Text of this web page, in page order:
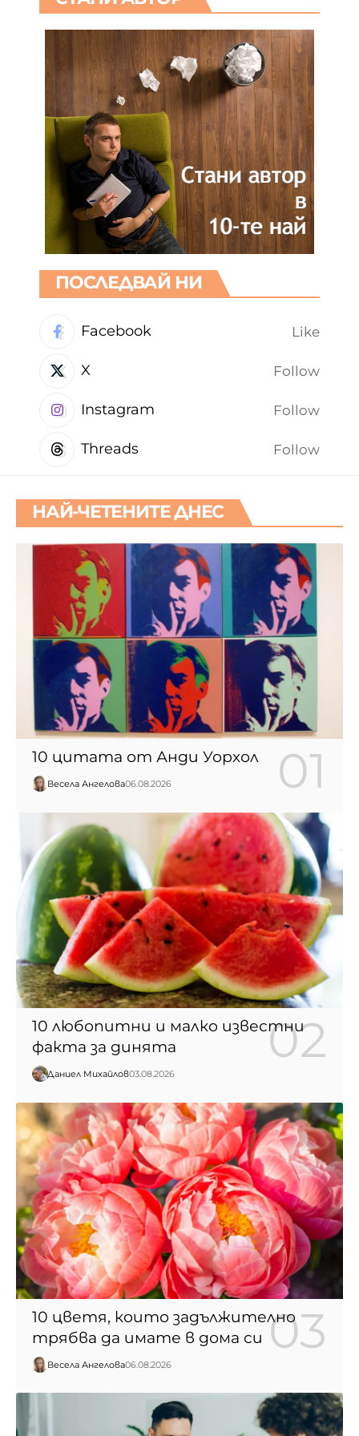
ПОСЛЕДВАЙ НИ
Facebook Like
X Follow
Instagram Follow
Threads Follow
НАЙ-ЧЕТЕНИТЕ ДНЕС
10 цитата от Анди Уорхол
Весела Ангелова06.08.2026
10 любопитни и малко известни
факта за динята
Даниел Михайлов03.08.2026
10 цветя, които задължително
трябва да имате в дома си
Весела Ангелова06.08.2026